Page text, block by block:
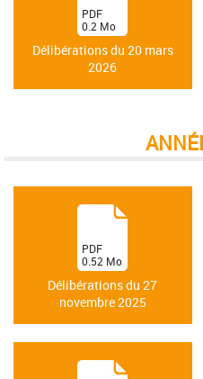
Délibérations du 20 mars
2026
(PDF
0.2 Mo
)
Délibérations du 27
novembre 2025
(PDF
0.52 Mo
)